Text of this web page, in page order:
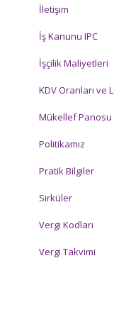
İletişim
İş Kanunu IPC
İşçilik Maliyetleri
KDV Oranları ve
Mükellef Panosu
Politikamız
Pratik Bilgiler
Sirküler
Vergi Kodları
Vergi Takvimi